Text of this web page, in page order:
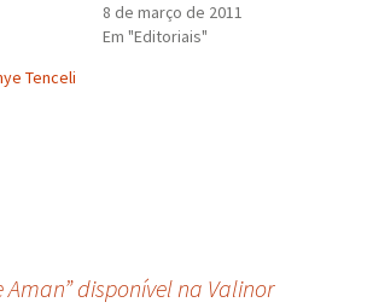
8 de março de 2011
Em "Editoriais"
Tenceli
Aman” disponível na Valinor